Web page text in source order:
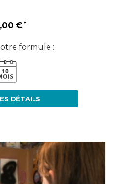
€
formule :
DÉTAILS